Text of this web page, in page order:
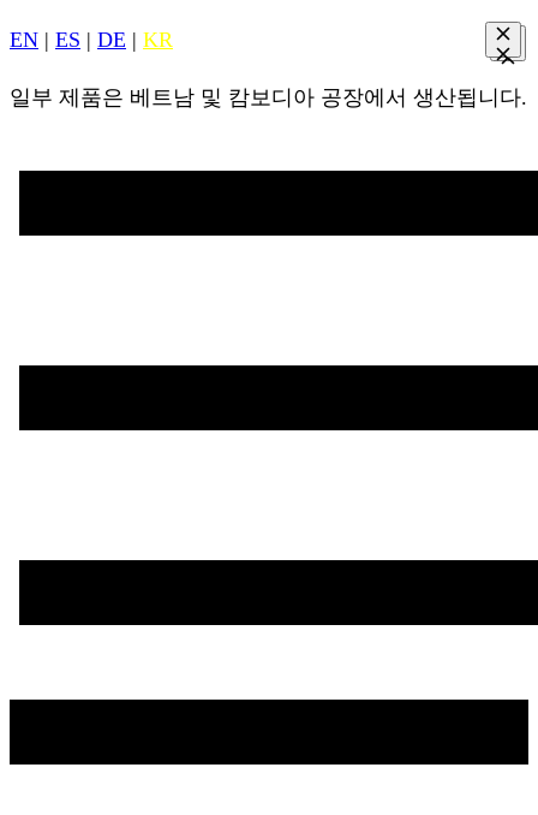
EN | ES | DE | KR
일부 제품은 베트남 및 캄보디아 공장에서 생산됩니다.